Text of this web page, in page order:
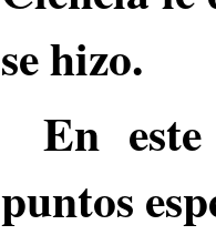
se hizo.
En
puntos